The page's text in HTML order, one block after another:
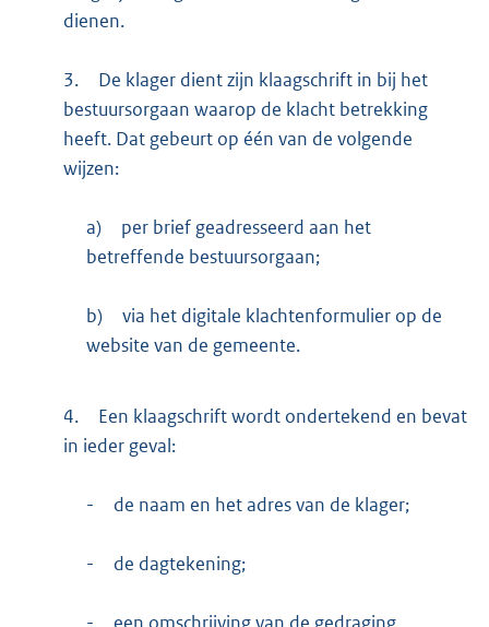
dienen.
3.
De klager dient zijn klaagschrift in bij het
bestuursorgaan waarop de klacht betrekking
heeft. Dat gebeurt op één van de volgende
wijzen:
a)
per brief geadresseerd aan het
betreffende bestuursorgaan;
b)
via het digitale klachtenformulier op de
website van de gemeente.
4.
Een klaagschrift wordt ondertekend en bevat
in ieder geval:
- de naam en het adres van de klager;
- de dagtekening;